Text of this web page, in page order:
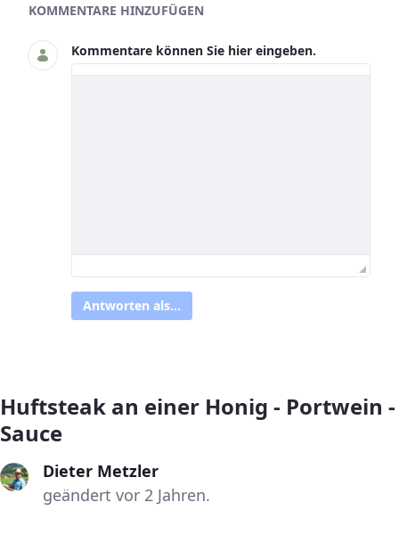
KOMMENTARE HINZUFÜGEN
Kommentare können Sie hier eingeben.
Antworten als...
Huftsteak an einer Honig - Portwein -
Sauce
Dieter Metzler
geändert vor 2 Jahren.